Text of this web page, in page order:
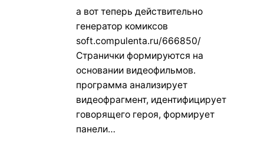
а вот теперь действительно
генератор комиксов
soft.compulenta.ru/666850/
Странички формируются на
основании видеофильмов.
программа анализирует
видеофрагмент, идентифицирует
говорящего героя, формирует
панели…